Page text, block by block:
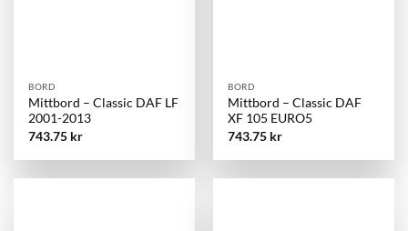
BORD
Mittbord – Classic DAF LF
2001-2013
743.75 kr
BORD
Mittbord – Classic DAF
XF 105 EURO5
743.75 kr